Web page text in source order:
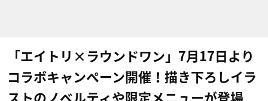
「エイトリ×ラウンドワン」7月17日より
コラボキャンペーン開催！描き下ろしイラ
ストのノベルティや限定メニューが登場